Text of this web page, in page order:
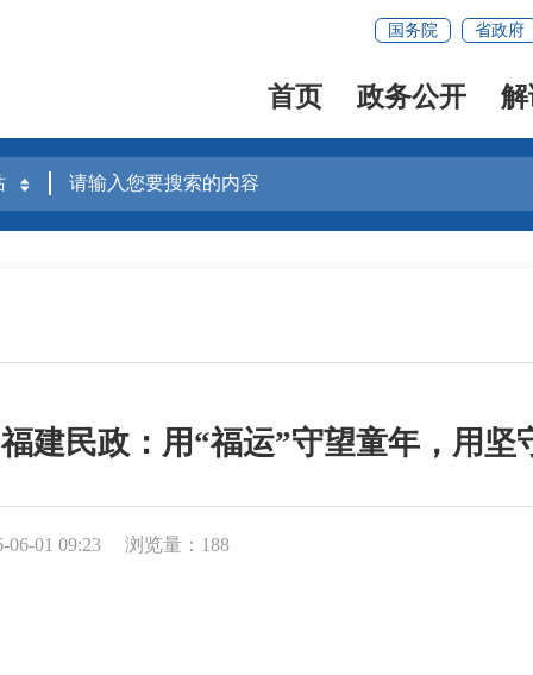
国务院 省政府
首页 政务公开
建民政：用“福运”守望童年，用坚
06-01 09:23 浏览量：188